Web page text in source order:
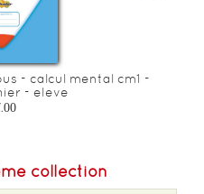
- calcul mental cm1 -
- eleve
collection